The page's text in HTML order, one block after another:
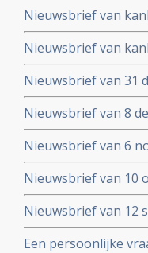
Nieuwsbrief van
Nieuwsbrief van
Nieuwsbrief van 31
Nieuwsbrief van 8
Nieuwsbrief van 6
Nieuwsbrief van 10
Nieuwsbrief van 12
Een persoonlijke